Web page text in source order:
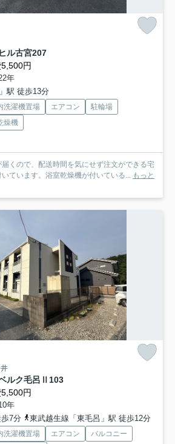
ル古宮207
円
年
駅 徒歩13分
洗濯機置場 エアコン
駐輪場
燥機
くので、配送時間を気にせず注文ができる宅
ています。浴室乾燥機が付いている...
もっと
ルク毛呂Ⅱ 103
円
年
7分
東武越生線「東毛呂」駅 徒歩12分
洗濯機置場 エアコン
バルコニー